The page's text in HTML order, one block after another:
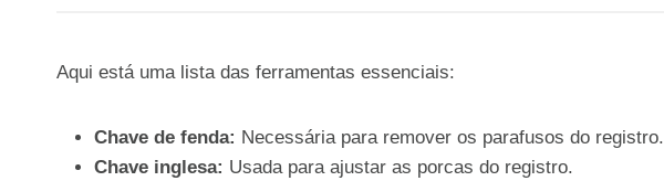
Aqui está uma lista das ferramentas essenciais:
Chave de fenda: Necessária para remover os parafusos do registro.
Chave inglesa: Usada para ajustar as porcas do registro.